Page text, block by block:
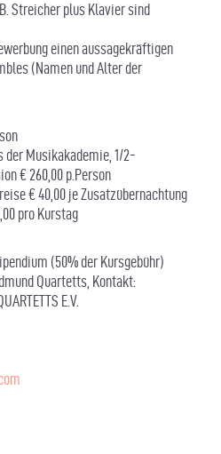
Streicher plus Klavier sind
einen aussagekräftigen
(Namen und Alter der
der Musikakademie, 1/2-
€ 260,00 p.Person
€ 40,00 je Zusatzübernachtung
pro Kurstag
(50% der Kursgebühr)
Quartetts, Kontakt:
E.V.